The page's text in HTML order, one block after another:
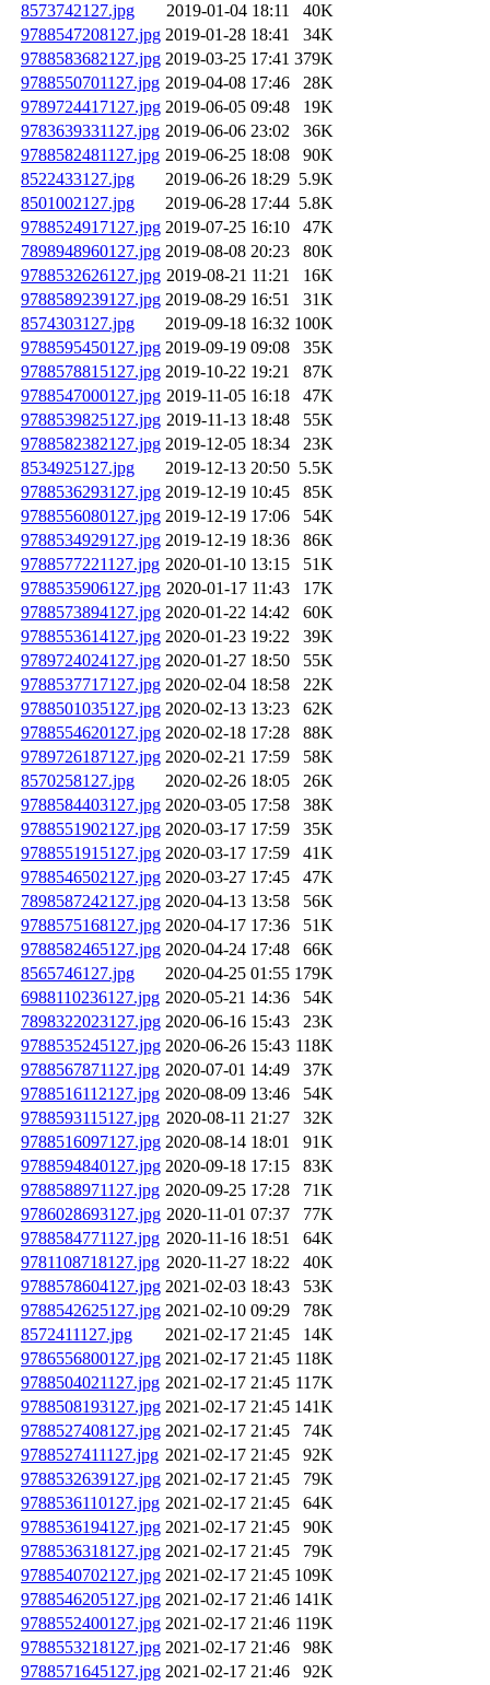
8573742127.jpg
2019-01-04 18:11
40K
9788547208127.jpg 2019-01-28 18:41
34K
9788583682127.jpg 2019-03-25 17:41 379K
9788550701127.jpg 2019-04-08 17:46
28K
9789724417127.jpg 2019-06-05 09:48
19K
9783639331127.jpg 2019-06-06 23:02
36K
9788582481127.jpg 2019-06-25 18:08
90K
8522433127.jpg
2019-06-26 18:29 5.9K
8501002127.jpg
2019-06-28 17:44 5.8K
9788524917127.jpg 2019-07-25 16:10
47K
7898948960127.jpg 2019-08-08 20:23
80K
9788532626127.jpg 2019-08-21 11:21
16K
9788589239127.jpg 2019-08-29 16:51
31K
8574303127.jpg
2019-09-18 16:32 100K
9788595450127.jpg 2019-09-19 09:08
35K
9788578815127.jpg 2019-10-22 19:21
87K
9788547000127.jpg 2019-11-05 16:18
47K
9788539825127.jpg 2019-11-13 18:48
55K
9788582382127.jpg 2019-12-05 18:34
23K
8534925127.jpg
2019-12-13 20:50 5.5K
9788536293127.jpg 2019-12-19 10:45
85K
9788556080127.jpg 2019-12-19 17:06
54K
9788534929127.jpg 2019-12-19 18:36
86K
9788577221127.jpg 2020-01-10 13:15
51K
9788535906127.jpg 2020-01-17 11:43
17K
9788573894127.jpg 2020-01-22 14:42
60K
9788553614127.jpg 2020-01-23 19:22
39K
9789724024127.jpg 2020-01-27 18:50
55K
9788537717127.jpg 2020-02-04 18:58
22K
9788501035127.jpg 2020-02-13 13:23
62K
9788554620127.jpg 2020-02-18 17:28
88K
9789726187127.jpg 2020-02-21 17:59
58K
8570258127.jpg
2020-02-26 18:05
26K
9788584403127.jpg 2020-03-05 17:58
38K
9788551902127.jpg 2020-03-17 17:59
35K
9788551915127.jpg 2020-03-17 17:59
41K
9788546502127.jpg 2020-03-27 17:45
47K
7898587242127.jpg 2020-04-13 13:58
56K
9788575168127.jpg 2020-04-17 17:36
51K
9788582465127.jpg 2020-04-24 17:48
66K
8565746127.jpg
2020-04-25 01:55 179K
6988110236127.jpg 2020-05-21 14:36
54K
7898322023127.jpg 2020-06-16 15:43
23K
9788535245127.jpg 2020-06-26 15:43 118K
9788567871127.jpg 2020-07-01 14:49
37K
9788516112127.jpg 2020-08-09 13:46
54K
9788593115127.jpg 2020-08-11 21:27
32K
9788516097127.jpg 2020-08-14 18:01
91K
9788594840127.jpg 2020-09-18 17:15
83K
9788588971127.jpg 2020-09-25 17:28
71K
9786028693127.jpg 2020-11-01 07:37
77K
9788584771127.jpg 2020-11-16 18:51
64K
9781108718127.jpg 2020-11-27 18:22
40K
9788578604127.jpg 2021-02-03 18:43
53K
9788542625127.jpg 2021-02-10 09:29
78K
8572411127.jpg
2021-02-17 21:45
14K
9786556800127.jpg 2021-02-17 21:45 118K
9788504021127.jpg 2021-02-17 21:45 117K
9788508193127.jpg 2021-02-17 21:45 141K
9788527408127.jpg 2021-02-17 21:45
74K
9788527411127.jpg 2021-02-17 21:45
92K
9788532639127.jpg 2021-02-17 21:45
79K
9788536110127.jpg 2021-02-17 21:45
64K
9788536194127.jpg 2021-02-17 21:45
90K
9788536318127.jpg 2021-02-17 21:45
79K
9788540702127.jpg 2021-02-17 21:45 109K
9788546205127.jpg 2021-02-17 21:46 141K
9788552400127.jpg 2021-02-17 21:46 119K
9788553218127.jpg 2021-02-17 21:46
98K
9788571645127.jpg 2021-02-17 21:46
92K